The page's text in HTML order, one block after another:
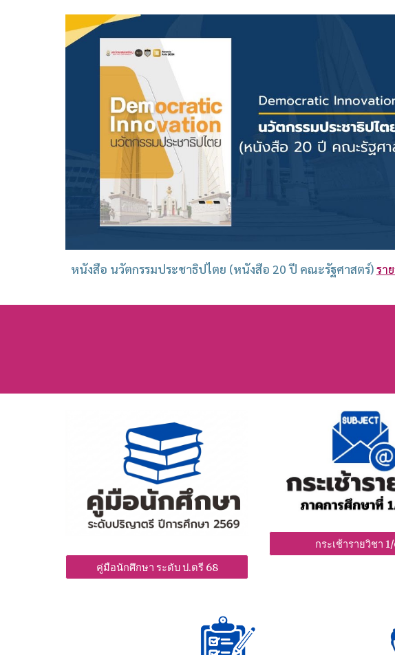
หนังสือ นวัตกรรมประชาธิปไตย (หนังสือ 20 ปี คณะรัฐศาสตร์) รา
คู่มือนักศึกษา ระดับ ป.ตรี 68
กระเช้ารายวิชา